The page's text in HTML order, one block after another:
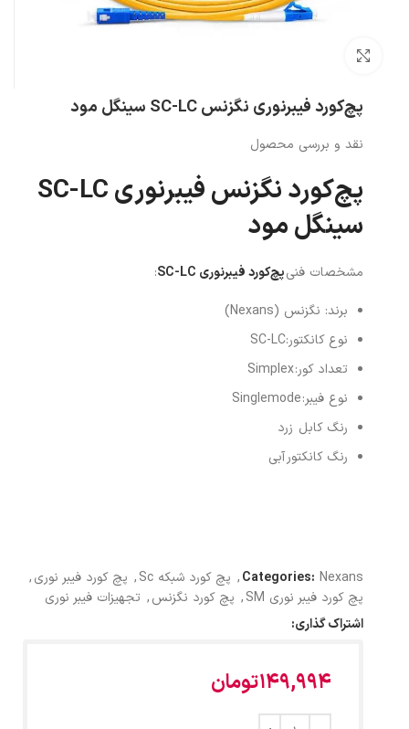
پچ‌کورد فیبرنوری نگزنس SC-LC سینگل مود
نقد و بررسی محصول
سینگل مود
مشخصات فنیپچ‌کورد فیبرنوری SC-LC
:
برند: نگزنس (Nexans
)
نوع کانکتور:SC-LC
تعداد کور:Simplex
نوع فیبر:Singlemode
رنگ کابل زرد
رنگ کانکتورآبی
Categories: Nexans
, پچ کورد شبکه Sc , پچ کورد فیبر نوری,
پچ کورد فیبر نوری SM
, پچ کورد نگزنس, تجهیزات فیبر نوری
اشتراک گذاری:
149,994تومان